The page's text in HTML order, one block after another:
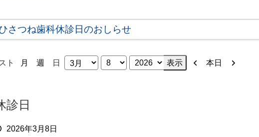
さつね歯科休診日のおしらせ
ト 月 週 日
月
日
年
前本日
次
診日
2026年3月8日